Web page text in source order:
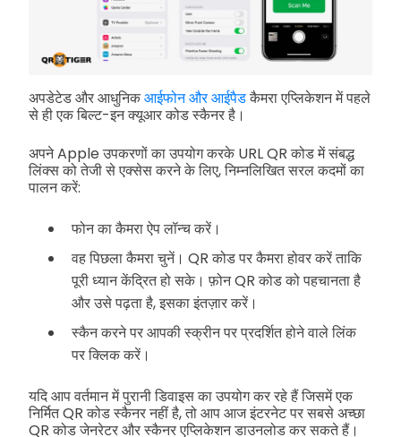
अपडेटेड और आधुनिकआईफोन और आईपैडकैमरा एप्लिकेशन में पहले
से ही एक बिल्ट-इन क्यूआर कोड स्कैनर है।
अपने Apple उपकरणों का उपयोग करके URL QR कोड में संबद्ध
लिंक्स को तेजी से एक्सेस करने के लिए, निम्नलिखित सरल कदमों का
पालन करें:
फोन का कैमरा ऐप लॉन्च करें।
वह पिछला कैमरा चुनें। QR कोड पर कैमरा होवर करें ताकि
पूरी ध्यान केंद्रित हो सके। फ़ोन QR कोड को पहचानता है
और उसे पढ़ता है, इसका इंतज़ार करें।
स्कैन करने पर आपकी स्क्रीन पर प्रदर्शित होने वाले लिंक
पर क्लिक करें।
यदि आप वर्तमान में पुरानी डिवाइस का उपयोग कर रहे हैं जिसमें एक
निर्मित QR कोड स्कैनर नहीं है, तो आप आज इंटरनेट पर सबसे अच्छा
QR कोड जेनरेटर और स्कैनर एप्लिकेशन डाउनलोड कर सकते हैं।